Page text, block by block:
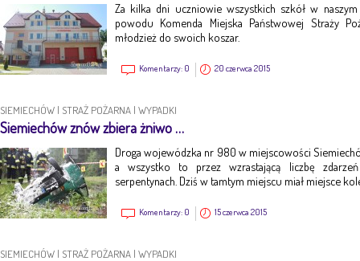
Za kilka dni uczniowie wszystkich szkół w
powodu Komenda Miejska Państwowej Straży
młodzież do swoich koszar.
Komentarzy: 0 20 czerwca 2015
SIEMIECHÓW | STRAŻ POŻARNA | WYPADKI
Siemiechów znów zbiera żniwo …
Droga wojewódzka nr 980 w miejscowości
a wszystko to przez wzrastającą liczbę
serpentynach. Dziś w tamtym miejscu miał miejsce
Komentarzy: 0 15 czerwca 2015
SIEMIECHÓW | STRAŻ POŻARNA | WYPADKI